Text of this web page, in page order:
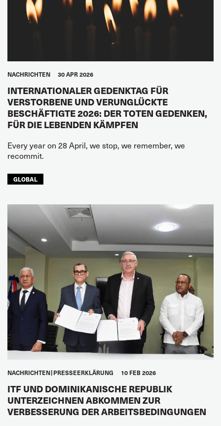
NACHRICHTEN 30 APR 2026
INTERNATIONALER GEDENKTAG FÜR
VERSTORBENE UND VERUNGLÜCKTE
BESCHÄFTIGTE 2026: DER TOTEN GEDENKEN,
FÜR DIE LEBENDEN KÄMPFEN
Every year on 28 April, we stop, we remember, we
recommit.
GLOBAL
NACHRICHTEN PRESSEERKLÄRUNG 10 FEB 2026
ITF UND DOMINIKANISCHE REPUBLIK
UNTERZEICHNEN ABKOMMEN ZUR
VERBESSERUNG DER ARBEITSBEDINGUNGEN